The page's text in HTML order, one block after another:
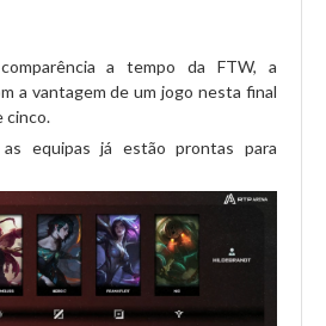
a tempo da FTW, a
a vantagem de um jogo nesta final
cinco.
equipas já estão prontas para